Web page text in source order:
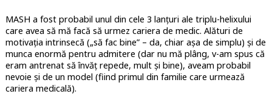
MASH a fost probabil unul din cele 3 lanțuri ale triplu-helixului
care avea să mă facă să urmez cariera de medic. Alături de
motivația intrinsecă („să fac bine” – da, chiar așa de simplu) și de
munca enormă pentru admitere (dar nu mă plâng, v-am spus că
eram antrenat să învăț repede, mult și bine), aveam probabil
nevoie și de un model (fiind primul din familie care urmează
cariera medicală).